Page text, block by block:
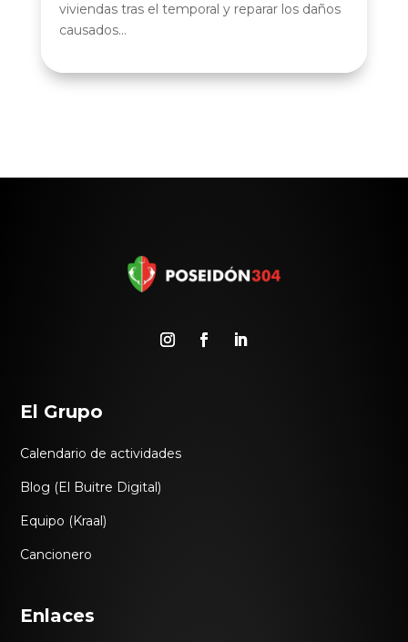
viviendas tras el temporal y reparar los daños
causados...
El Grupo
Calendario de actividades
Blog (El Buitre Digital)
Equipo (Kraal)
Cancionero
Enlaces